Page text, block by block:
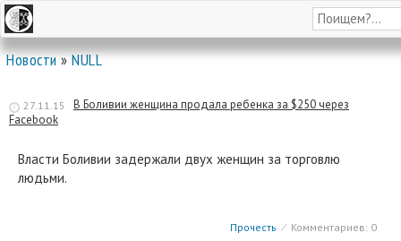
Новости»NULL
27.11.15
В Боливии женщина продала ребенка за $250 через
Facebook
Власти Боливии задержали двух женщин за торговлю
людьми.
Прочесть ⁄ Комментариев: 0